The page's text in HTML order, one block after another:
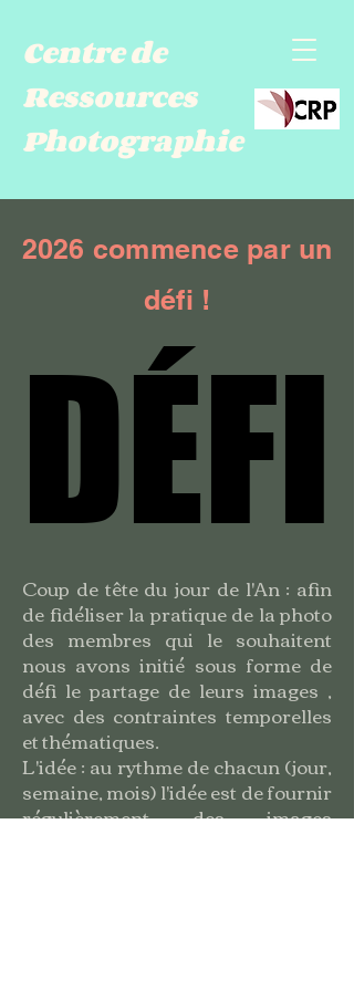
Centre de
Ressources
Photographie
2026 commence par un
défi !
DÉFI
DÉFI
Coup de tête du jour de l'An : afin
de fidéliser la pratique de la photo
des membres qui le souhaitent
nous avons initié sous forme de
défi le partage de leurs images ,
avec des contraintes temporelles
et thématiques.
L'idée : au rythme de chacun (jour,
semaine, mois) l'idée est de fournir
régulièrement des images